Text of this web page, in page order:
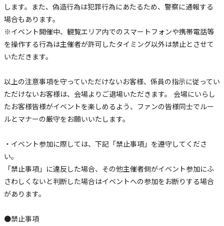
します。また、偽造行為は犯罪行為にあたるため、警察に通報する
場合もあります。
※イベント開催中、観覧エリア内でのスマートフォンや携帯電話等
を操作する行為は主催者が許可したタイミング以外は禁止とさせて
いただきます。
以上の注意事項を守っていただけないお客様、係員の指示に従ってい
ただけないお客様は、会場よりご退場いただきます。 会場にいらし
たお客様皆様がイベントを楽しめるよう、ファンの皆様同士でルー
ルとマナーの厳守をお願いいたします。
・イベント参加に際しては、下記「禁止事項」を遵守してくださ
い。
「禁止事項」に違反した場合、その他主催者側がイベント参加にふ
さわしくないと判断した場合はイベントへの参加をお断りする場合
があります。
●禁止事項